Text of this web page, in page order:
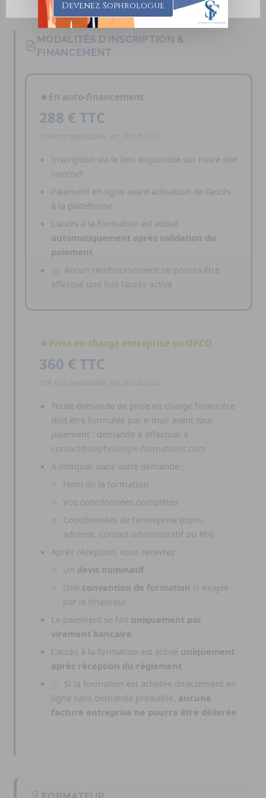
MODALITÉS D’INSCRIPTION &
FINANCEMENT
En auto-financement
288 € TTC
Inscription via le lien disponible sur notre site
internet
Paiement en ligne avant activation de l’accès
à la plateforme
L’accès à la formation est activé
automatiquement après validation du
paiement
Aucun remboursement ne pourra être
effectué une fois l’accès activé
Prise en charge entreprise ou OPCO
360 € TTC
Toute demande de prise en charge financière
doit être formulée par e-mail avant tout
paiement : demande à effectuer à
contact@sophrologie-formations.com
À indiquer dans votre demande :
Nom de la formation
Vos coordonnées complètes
Coordonnées de l’entreprise (nom,
adresse, contact administratif ou RH)
Après réception, vous recevrez :
Un devis nominatif
Une convention de formation si exigée
par le financeur
Le paiement se fait uniquement par
virement bancaire
L’accès à la formation est activé uniquement
après réception du règlement
Si la formation est achetée directement en
ligne sans demande préalable, aucune
facture entreprise ne pourra être délivrée
Devenez Sophrologue